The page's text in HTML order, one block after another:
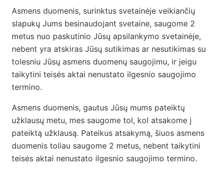
Asmens duomenis, surinktus svetainėje veikiančių
slapukų Jums besinaudojant svetaine, saugome 2
metus nuo paskutinio Jūsų apsilankymo svetainėje,
nebent yra atskiras Jūsų sutikimas ar nesutikimas su
tolesniu Jūsų asmens duomenų saugojimu, ir jeigu
taikytini teisės aktai nenustato ilgesnio saugojimo
termino.
Asmens duomenis, gautus Jūsų mums pateiktų
užklausų metu, mes saugome tol, kol atsakome į
pateiktą užklausą. Pateikus atsakymą, šiuos asmens
duomenis toliau saugome 2 metus, nebent taikytini
teisės aktai nenustato ilgesnio saugojimo termino.